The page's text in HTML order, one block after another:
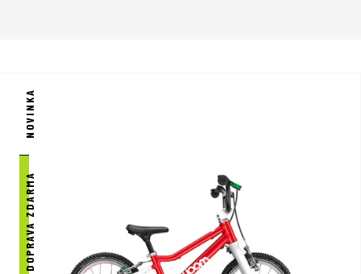
Zažívat dobrodružství.
Striktně spočítané.
NOVINKA
DOPRAVA ZDARMA